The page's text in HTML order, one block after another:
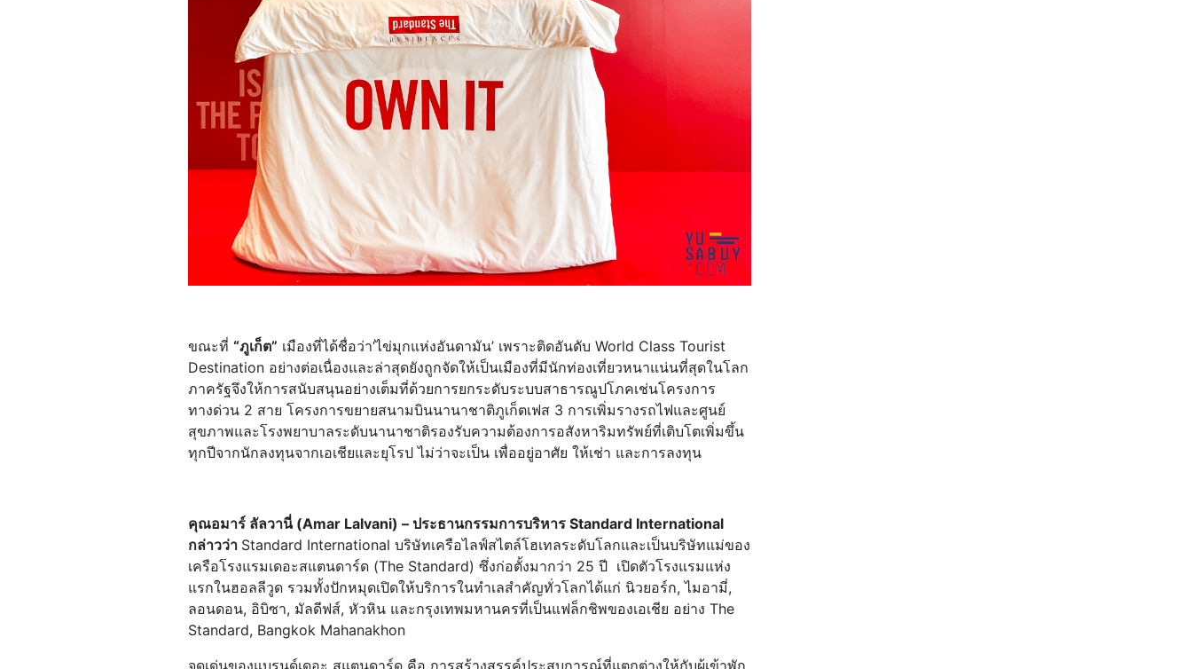
ขณะที่ “ภูเก็ต” เมืองที่ได้ชื่อว่า‘ไข่มุกแห่งอันดามัน’ เพราะติดอันดับ World Class Tourist
Destination อย่างต่อเนื่องและล่าสุดยังถูกจัดให้เป็นเมืองที่มีนักท่องเที่ยวหนาแน่นที่สุดในโลก
ภาครัฐจึงให้การสนับสนุนอย่างเต็มที่ด้วยการยกระดับระบบสาธารณูปโภคเช่นโครงการ
ทางด่วน 2 สาย โครงการขยายสนามบินนานาชาติภูเก็ตเฟส 3 การเพิ่มรางรถไฟและศูนย์
สุขภาพและโรงพยาบาลระดับนานาชาติรองรับความต้องการอสังหาริมทรัพย์ที่เติบโตเพิ่มขึ้น
ทุกปีจากนักลงทุนจากเอเชียและยุโรป ไม่ว่าจะเป็น เพื่ออยู่อาศัย ให้เช่า และการลงทุน
คุณอมาร์ ลัลวานี่ (Amar Lalvani) – ประธานกรรมการบริหาร Standard International
กล่าวว่า Standard International บริษัทเครือไลฟ์สไตล์โฮเทลระดับโลกและเป็นบริษัทแม่ของ
เครือโรงแรมเดอะสแตนดาร์ด (The Standard) ซึ่งก่อตั้งมากว่า 25 ปี เปิดตัวโรงแรมแห่ง
แรกในฮอลลีวูด รวมทั้งปักหมุดเปิดให้บริการในทำเลสำคัญทั่วโลกได้แก่ นิวยอร์ก, ไมอามี่,
ลอนดอน, อิบิซา, มัลดีฟส์, หัวหิน และกรุงเทพมหานครที่เป็นแฟล็กชิพของเอเชีย อย่าง The
Standard, Bangkok Mahanakhon